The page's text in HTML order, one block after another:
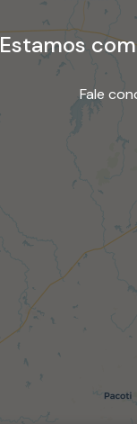
Estamos
Fale